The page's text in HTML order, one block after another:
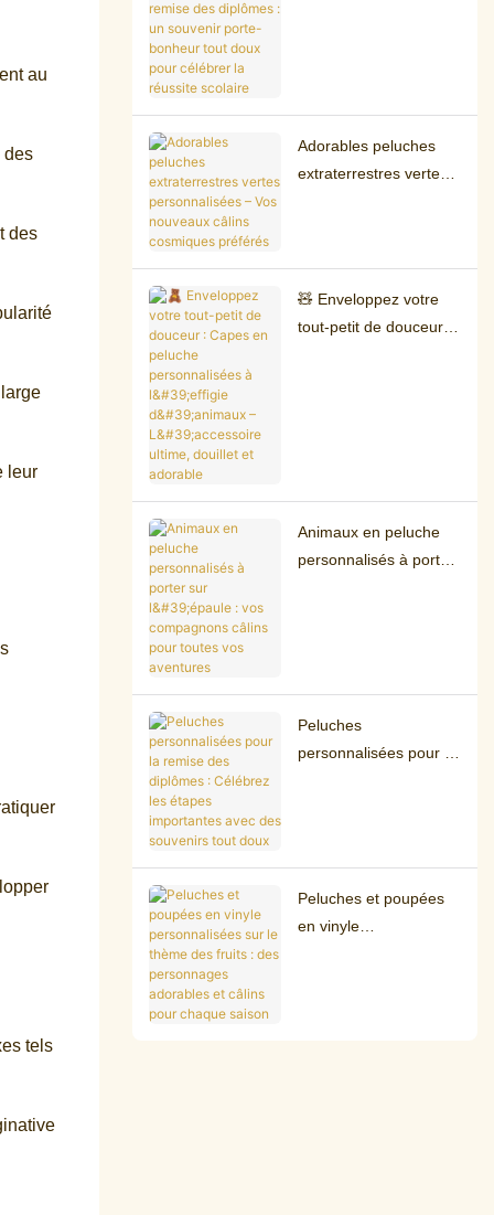
au
des
des
leur
tels
réussite scolaire
Adorables peluches
extraterrestres vertes
🧸 Enveloppez votre
tout-petit de douceur :
Animaux en peluche
personnalisés à porter
Peluches
personnalisées pour la
Peluches et poupées
en vinyle